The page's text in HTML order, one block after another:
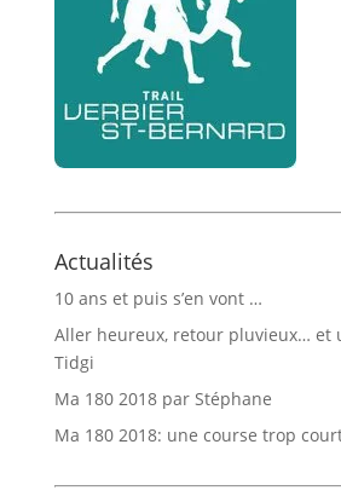
Actualités
10 ans et puis s’en vont …
Aller heureux, retour pluvieux… et
Tidgi
Ma 180 2018 par Stéphane
Ma 180 2018: une course trop